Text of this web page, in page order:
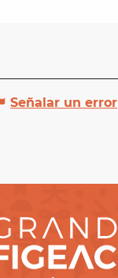
Señalar un error